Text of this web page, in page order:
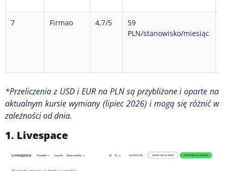
7 Firmao 4,7/5
59
PLN/stanowisko/miesiąc
*Przeliczenia z USD i EUR na PLN są przybliżone i oparte na
aktualnym kursie wymiany (lipiec 2026) i mogą się różnić w
zależności od dnia.
1. Livespace